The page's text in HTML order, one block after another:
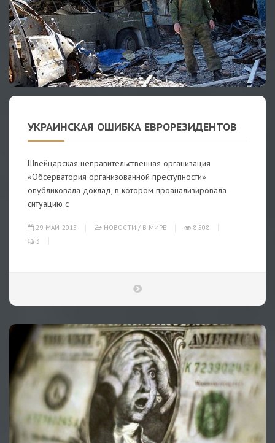
УКРАИНСКАЯ ОШИБКА ЕВРОРЕЗИДЕНТОВ
Швейцарская неправительственная организация
«Обсерватория организованной преступности»
опубликовала доклад, в котором проанализировала
ситуацию с
29-МАЙ-2015 НОВОСТИ / В МИРЕ
8 508
3